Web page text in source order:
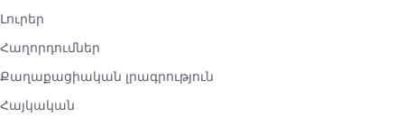
Լուրեր
Հաղորդումներ
Քաղաքացիական լրագրություն
Հայկական